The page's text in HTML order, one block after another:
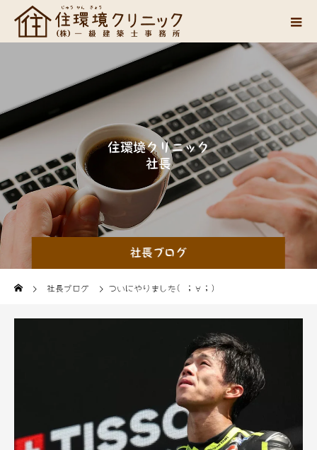
社長ブログ
住環境ク リニック
山中の思い
社長ブログ ついにやりました( ；∀；)